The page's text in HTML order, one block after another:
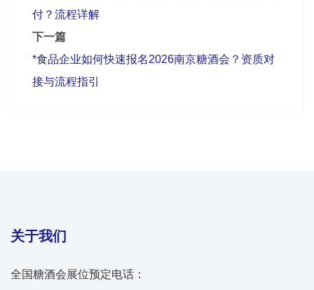
付？流程详解
下一篇
*食品企业如何快速报名2026南京糖酒会？资质对
接与流程指引
关于我们
全国糖酒会展位预定电话：